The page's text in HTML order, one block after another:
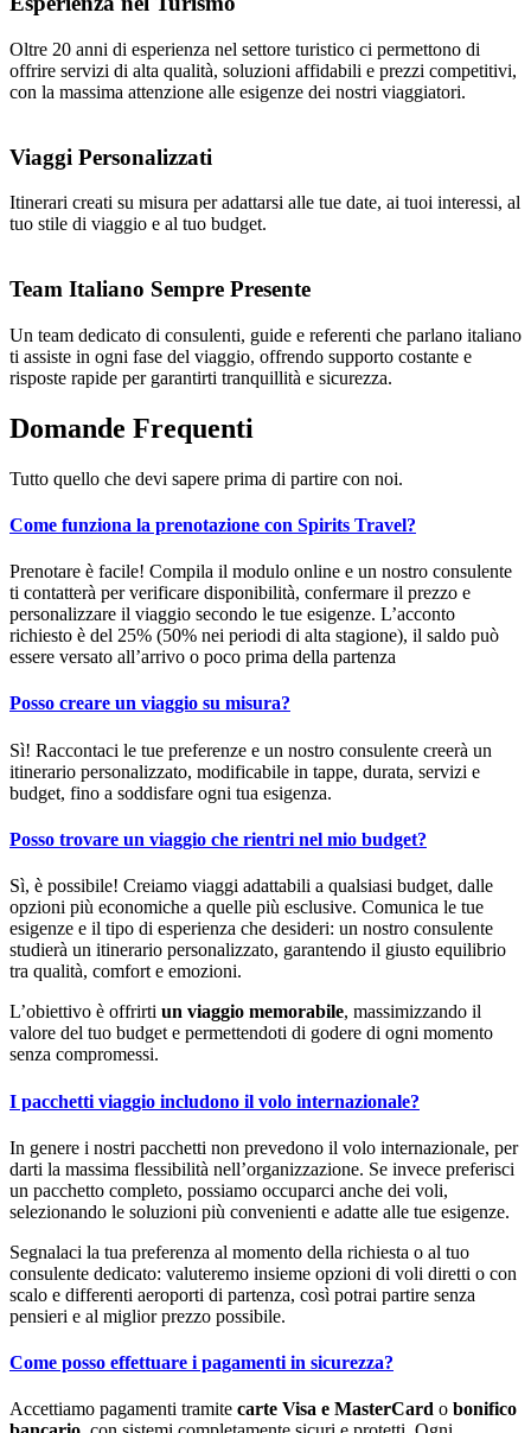
Oltre 20 anni di esperienza nel settore turistico ci permettono di
offrire servizi di alta qualità, soluzioni affidabili e prezzi competitivi,
con la massima attenzione alle esigenze dei nostri viaggiatori.
Viaggi Personalizzati
Itinerari creati su misura per adattarsi alle tue date, ai tuoi interessi, al
tuo stile di viaggio e al tuo budget.
Team Italiano Sempre Presente
Un team dedicato di consulenti, guide e referenti che parlano italiano
ti assiste in ogni fase del viaggio, offrendo supporto costante e
risposte rapide per garantirti tranquillità e sicurezza.
Domande Frequenti
Tutto quello che devi sapere prima di partire con noi.
Come funziona la prenotazione con Spirits Travel?
Prenotare è facile! Compila il modulo online e un nostro consulente
ti contatterà per verificare disponibilità, confermare il prezzo e
personalizzare il viaggio secondo le tue esigenze. L’acconto
richiesto è del 25% (50% nei periodi di alta stagione), il saldo può
essere versato all’arrivo o poco prima della partenza
Posso creare un viaggio su misura?
Sì! Raccontaci le tue preferenze e un nostro consulente creerà un
itinerario personalizzato, modificabile in tappe, durata, servizi e
budget, fino a soddisfare ogni tua esigenza.
Posso trovare un viaggio che rientri nel mio budget?
Sì, è possibile! Creiamo viaggi adattabili a qualsiasi budget, dalle
opzioni più economiche a quelle più esclusive. Comunica le tue
esigenze e il tipo di esperienza che desideri: un nostro consulente
studierà un itinerario personalizzato, garantendo il giusto equilibrio
tra qualità, comfort e emozioni.
L’obiettivo è offrirti un viaggio memorabile, massimizzando il
valore del tuo budget e permettendoti di godere di ogni momento
senza compromessi.
I pacchetti viaggio includono il volo internazionale?
In genere i nostri pacchetti non prevedono il volo internazionale, per
darti la massima flessibilità nell’organizzazione. Se invece preferisci
un pacchetto completo, possiamo occuparci anche dei voli,
selezionando le soluzioni più convenienti e adatte alle tue esigenze.
Segnalaci la tua preferenza al momento della richiesta o al tuo
consulente dedicato: valuteremo insieme opzioni di voli diretti o con
scalo e differenti aeroporti di partenza, così potrai partire senza
pensieri e al miglior prezzo possibile.
Come posso effettuare i pagamenti in sicurezza?
Accettiamo pagamenti tramite carte Visa e MasterCard o bonifico